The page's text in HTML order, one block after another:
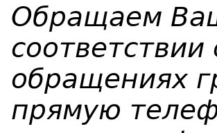
Обращаем
обращениях
прямую